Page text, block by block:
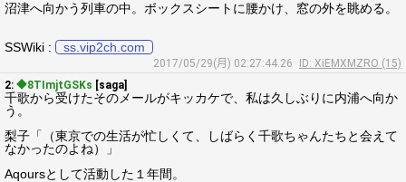
沼津へ向かう列車の中。ボックスシートに腰かけ、窓の外を眺める。
SSWiki : ss.vip2ch.com
2017/05/29(月) 02:27:44.26
ID: XiEMXMZRO (15)
2: ◆8TImjtGSKs [saga]
千歌から受けたそのメールがキッカケで、私は久しぶりに内浦へ向か
う。
梨子「（東京での生活が忙しくて、しばらく千歌ちゃんたちと会えて
なかったのよね）」
Aqoursとして活動した１年間。